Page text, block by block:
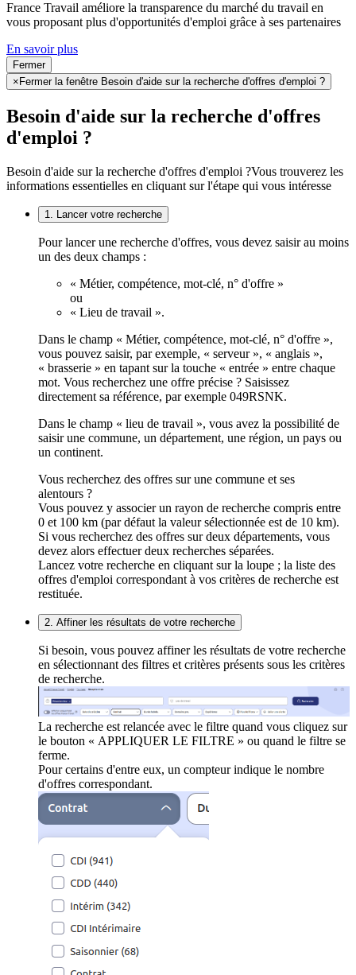
France Travail améliore la transparence du marché du travail en
vous proposant plus d'opportunités d'emploi grâce à ses partenaires
En savoir plus
Fermer
× Fermer la fenêtre Besoin d'aide sur la recherche d'offres d'emploi ?
Besoin d'aide sur la recherche d'offres
d'emploi ?
Besoin d'aide sur la recherche d'offres d'emploi ?Vous trouverez les
informations essentielles en cliquant sur l'étape qui vous intéresse
1. Lancer votre recherche
Pour lancer une recherche d'offres, vous devez saisir au moins
un des deux champs :
« Métier, compétence, mot-clé, n° d'offre »
ou
« Lieu de travail ».
Dans le champ « Métier, compétence, mot-clé, n° d'offre »,
vous pouvez saisir, par exemple, « serveur », « anglais »,
« brasserie » en tapant sur la touche « entrée » entre chaque
mot. Vous recherchez une offre précise ? Saisissez
directement sa référence, par exemple 049RSNK.
Dans le champ « lieu de travail », vous avez la possibilité de
saisir une commune, un département, une région, un pays ou
un continent.
Vous recherchez des offres sur une commune et ses
alentours ?
Vous pouvez y associer un rayon de recherche compris entre
0 et 100 km (par défaut la valeur sélectionnée est de 10 km).
Si vous recherchez des offres sur deux départements, vous
devez alors effectuer deux recherches séparées.
Lancez votre recherche en cliquant sur la loupe ; la liste des
offres d'emploi correspondant à vos critères de recherche est
restituée.
2. Affiner les résultats de votre recherche
Si besoin, vous pouvez affiner les résultats de votre recherche
en sélectionnant des filtres et critères présents sous les critères
de recherche.
La recherche est relancée avec le filtre quand vous cliquez sur
le bouton « APPLIQUER LE FILTRE » ou quand le filtre se
ferme.
Pour certains d'entre eux, un compteur indique le nombre
d'offres correspondant.